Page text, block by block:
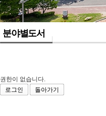
분야별도서
권한이 없습니다.
로그인
돌아가기